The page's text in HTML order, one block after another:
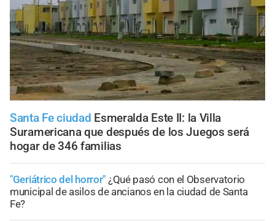
Santa Fe ciudad Esmeralda Este II: la Villa
Suramericana que después de los Juegos será
hogar de 346 familias
"Geriátrico del horror" ¿Qué pasó con el Observatorio
municipal de asilos de ancianos en la ciudad de Santa
Fe?